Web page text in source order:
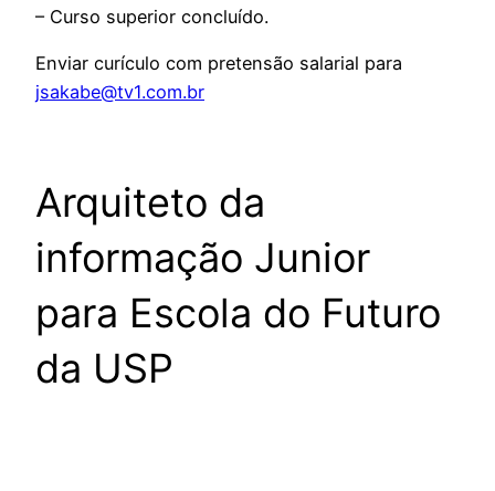
– Curso superior concluído.
Enviar curículo com pretensão salarial para
jsakabe@tv1.com.br
Arquiteto da
informação Junior
para Escola do Futuro
da USP